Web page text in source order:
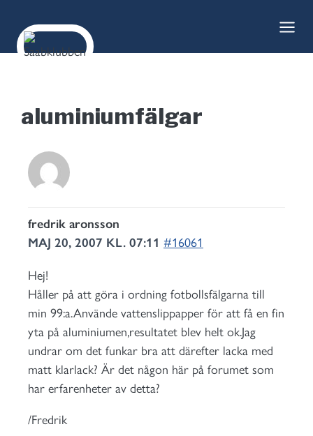
content
aluminiumfälgar
fredrik aronsson
MAJ 20, 2007 KL. 07:11 #16061
Hej!
Håller på att göra i ordning fotbollsfälgarna till
min 99:a.Använde vattenslippapper för att få en fin
yta på aluminiumen,resultatet blev helt ok.Jag
undrar om det funkar bra att därefter lacka med
matt klarlack? Är det någon här på forumet som
har erfarenheter av detta?
/Fredrik